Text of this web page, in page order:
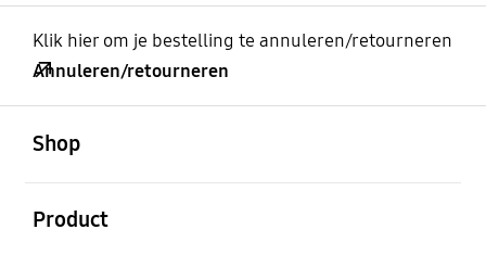
Klik hier om je bestelling te annuleren/retourneren
Annuleren/retourneren
Shop
Product